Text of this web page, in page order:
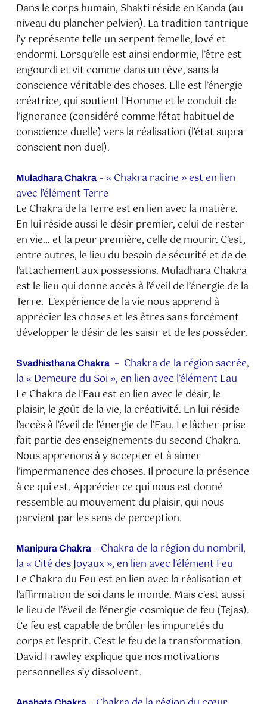
Dans le corps humain, Shakti réside en Kanda (au
niveau du plancher pelvien). La tradition tantrique
l’y représente telle un serpent femelle, lové et
endormi. Lorsqu’elle est ainsi endormie, l’être est
engourdi et vit comme dans un rêve, sans la
conscience véritable des choses. Elle est l’énergie
créatrice, qui soutient l’Homme et le conduit de
l’ignorance (considéré comme l’état habituel de
conscience duelle) vers la réalisation (l’état supra-
conscient non duel).
Muladhara Chakra– « Chakra racine » est en lien
avec l’élément Terre
Le Chakra de la Terre est en lien avec la matière.
En lui réside aussi le désir premier, celui de rester
en vie… et la peur première, celle de mourir. C’est,
entre autres, le lieu du besoin de sécurité et de de
l’attachement aux possessions. Muladhara Chakra
est le lieu qui donne accès à l’éveil de l’énergie de la
Terre. L’expérience de la vie nous apprend à
apprécier les choses et les êtres sans forcément
développer le désir de les saisir et de les posséder.
Svadhisthana Chakra– Chakra de la région sacrée,
la « Demeure du Soi », en lien avec l’élément Eau
Le Chakra de l’Eau est en lien avec le désir, le
plaisir, le goût de la vie, la créativité. En lui réside
l’accès à l’éveil de l’énergie de l’Eau. Le lâcher-prise
fait partie des enseignements du second Chakra.
Nous apprenons à y accepter et à aimer
l’impermanence des choses. Il procure la présence
à ce qui est. Apprécier ce qui nous est donné
ressemble au mouvement du plaisir, qui nous
parvient par les sens de perception.
Manipura Chakra– Chakra de la région du nombril,
la « Cité des Joyaux », en lien avec l’élément Feu
Le Chakra du Feu est en lien avec la réalisation et
l’affirmation de soi dans le monde. Mais c’est aussi
le lieu de l’éveil de l’énergie cosmique de feu (Tejas).
Ce feu est capable de brûler les impuretés du
corps et l’esprit. C’est le feu de la transformation.
David Frawley explique que nos motivations
personnelles s’y dissolvent.